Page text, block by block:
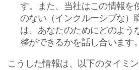
す。また、当社はこの情報を
のない（インクルーシブな）
は、あなたのためにどのよう
整ができるかを話し合います。
こうした情報は、以下のタイミ